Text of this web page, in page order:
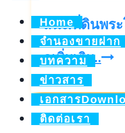
Home
จำนองขายฝาก
บทความ
ข่าวสาร
เอกสาร
ติดต่อเรา
สนง.ที่ดินพร
ดูเพิ่มเติม..สนง